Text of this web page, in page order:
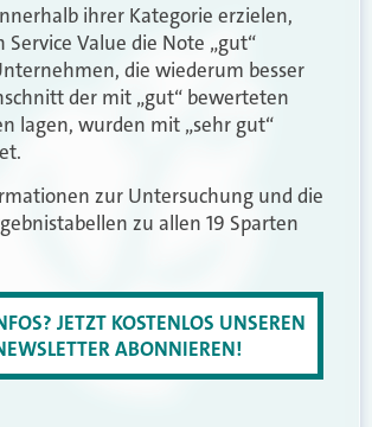
ihrer Kategorie erzielen,
Value die Note „gut“
die wiederum besser
der mit „gut“ bewerteten
lagen, wurden mit „sehr gut“
zur Untersuchung und die
zu allen 19 Sparten
JETZT KOSTENLOS UNSEREN
ABONNIEREN!